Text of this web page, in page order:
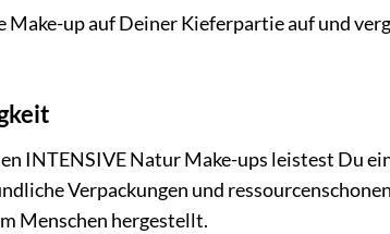
Make-up auf Deiner Kieferpartie auf und
INTENSIVE Natur Make-ups leistest Du
Verpackungen und
Menschen hergestellt.